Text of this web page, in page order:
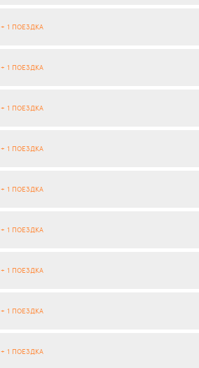
+ 1 ПОЕЗДКА
+ 1 ПОЕЗДКА
+ 1 ПОЕЗДКА
+ 1 ПОЕЗДКА
+ 1 ПОЕЗДКА
+ 1 ПОЕЗДКА
+ 1 ПОЕЗДКА
+ 1 ПОЕЗДКА
+ 1 ПОЕЗДКА